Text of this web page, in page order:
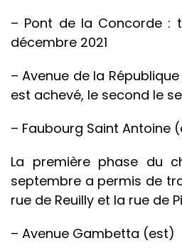
– Pont de la Concorde :
décembre 2021
– Avenue de la
est achevé, le second le
– Faubourg Saint Antoine
La première phase du
septembre a permis de
rue de Reuilly et la rue de
– Avenue Gambetta (est)